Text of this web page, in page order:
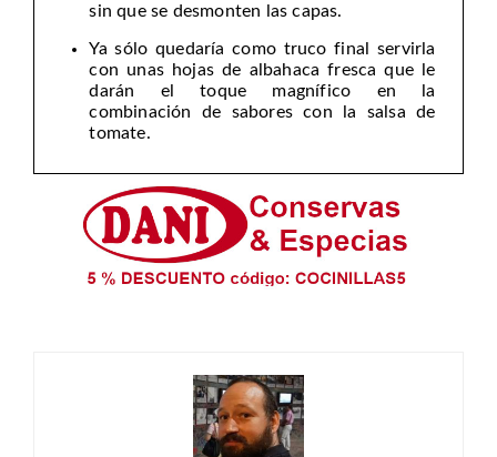
sin que se desmonten las capas.
Ya sólo quedaría como truco final servirla
con unas hojas de albahaca fresca que le
darán el toque magnífico en la
combinación de sabores con la salsa de
tomate.